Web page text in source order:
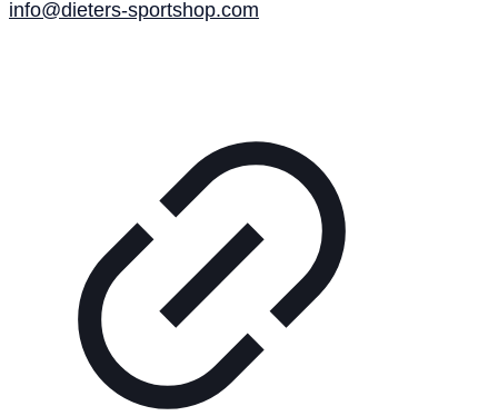
info@dieters-sportshop.com